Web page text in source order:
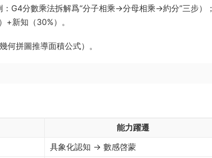
：G4分數乘法拆解爲“分子相乘→分母相乘→約分”三步）；
+新知（30%）。
何拼圖推導面積公式）。
能力躍遷
具象化認知 → 數感啓蒙